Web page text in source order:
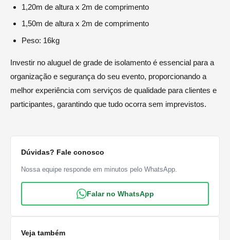
1,20m de altura x 2m de comprimento
1,50m de altura x 2m de comprimento
Peso: 16kg
Investir no aluguel de grade de isolamento é essencial para a
organização e segurança do seu evento, proporcionando a
melhor experiência com serviços de qualidade para clientes e
participantes, garantindo que tudo ocorra sem imprevistos.
Dúvidas? Fale conosco
Nossa equipe responde em minutos pelo WhatsApp.
Falar no WhatsApp
Veja também